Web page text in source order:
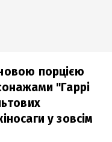
порцією
"Гаррі
у зовсім